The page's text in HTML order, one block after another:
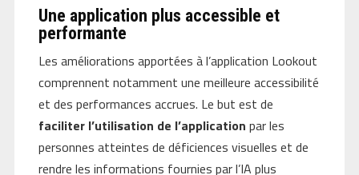
Une application plus accessible et
performante
Les améliorations apportées à l’application Lookout
comprennent notamment une meilleure accessibilité
et des performances accrues. Le but est de
faciliter l’utilisation de l’application par les
personnes atteintes de déficiences visuelles et de
rendre les informations fournies par l’IA plus